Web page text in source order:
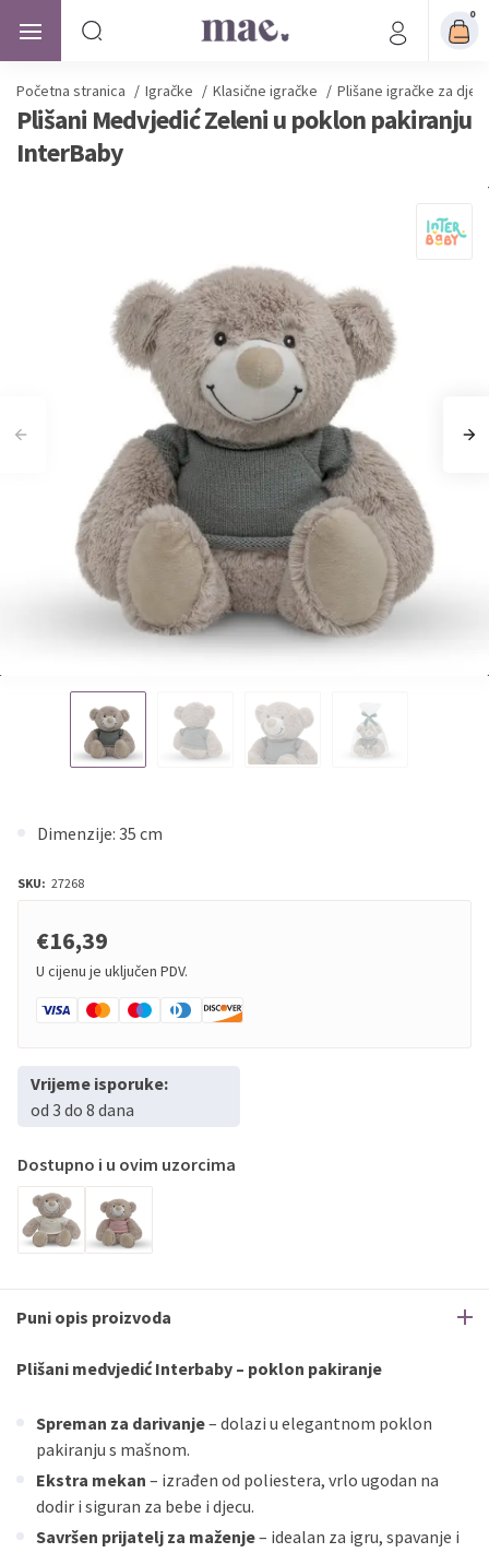
0
Početna stranica / Igračke / Klasične igračke / Plišane igračke za
Plišani Medvjedić Zeleni u poklon pakiranju
InterBaby
Dimenzije: 35 cm
SKU: 27268
€16,39
U cijenu je uključen PDV.
Vrijeme isporuke:
od 3 do 8 dana
Dostupno i u ovim uzorcima
Puni opis proizvoda
Plišani medvjedić Interbaby – poklon pakiranje
Spreman za darivanje– dolazi u elegantnom poklon
pakiranju s mašnom.
Ekstra mekan – izrađen od poliestera, vrlo ugodan na
dodir i siguran za bebe i djecu.
Savršen prijatelj za maženje– idealan za igru, spavanje i